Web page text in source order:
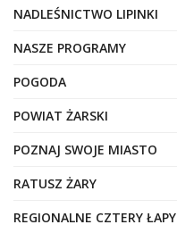
NADLEŚNICTWO LIPINKI
NASZE PROGRAMY
POGODA
POWIAT ŻARSKI
POZNAJ SWOJE MIASTO
RATUSZ ŻARY
REGIONALNE CZTERY ŁAPY